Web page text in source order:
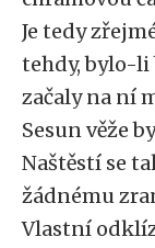
Je tedy
tehdy, bylo-li
začaly na ní
Sesun věže
Naštěstí se
žádnému
Vlastní